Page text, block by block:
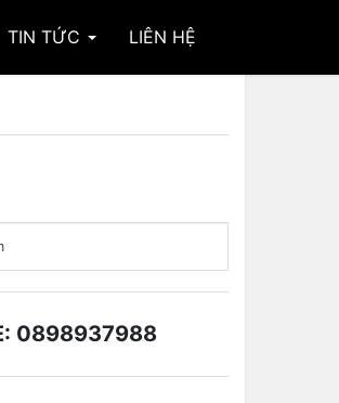
TIN TỨC LIÊN HỆ
0898937988